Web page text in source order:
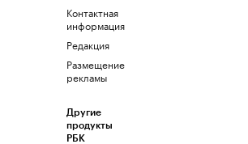
Контактная
информация
Редакция
Размещение
рекламы
Другие
продукты
РБК